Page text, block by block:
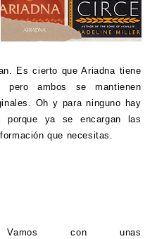
Es cierto que Ariadna tiene
pero ambos se mantienen
Oh y para ninguno hay
porque ya se encargan las
que necesitas.
Vamos con unas